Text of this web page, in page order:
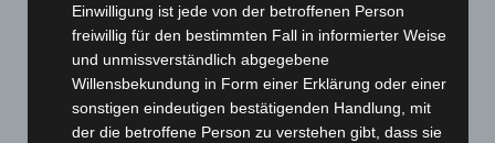
Oktober 2023(114)
September 2023(133)
August 2023
(134)
Juli 2023 (118)
Einwilligung ist jede von der betroffenen Person
freiwillig für den bestimmten Fall in informierter Weise
und unmissverständlich abgegebene
Willensbekundung in Form einer Erklärung oder einer
sonstigen eindeutigen bestätigenden Handlung, mit
der die betroffene Person zu verstehen gibt, dass sie